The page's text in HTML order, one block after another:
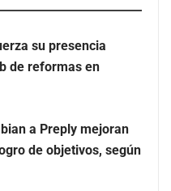
presencia digital con
su presencia
de reformas en
a Preply mejoran
de objetivos, según